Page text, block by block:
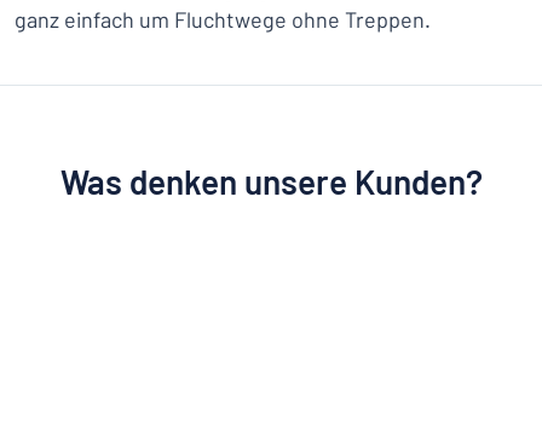
ganz einfach um Fluchtwege ohne Treppen.
Was denken unsere Kunden?